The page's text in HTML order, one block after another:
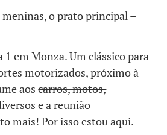
meninas, o prato principal –
em Monza. Um clássico para
motorizados, próximo à
aoscarros, motos,
e a reunião
mais! Por isso estou aqui.